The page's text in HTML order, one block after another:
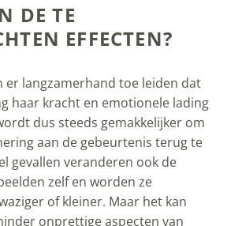
DE TE
EFFECTEN?
er langzamerhand toe leiden dat
haar kracht en emotionele lading
dus steeds gemakkelijker om
aan de gebeurtenis terug te
gevallen veranderen ook de
zelf en worden ze
of kleiner. Maar het kan
onprettige aspecten van